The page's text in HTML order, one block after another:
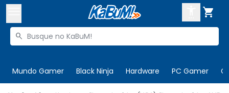

Buscar produtos

Mundo Gamer Black Ninja Hardware PC Gamer